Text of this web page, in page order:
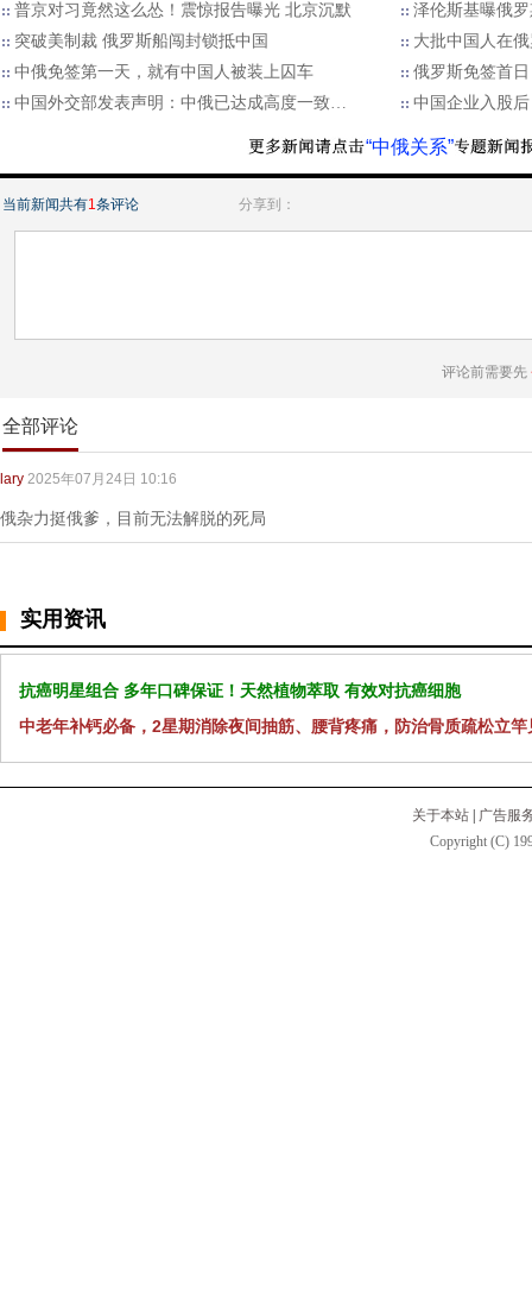
普京对习竟然这么怂！震惊报告曝光 北京沉默
泽伦斯基曝俄
突破美制裁 俄罗斯船闯封锁抵中国
大批中国人在
中俄免签第一天，就有中国人被装上囚车
俄罗斯免签首
中国外交部发表声明：中俄已达成高度一致…
中国企业入股
“中俄关系”
当前新闻共有1条评论 分享到：
评论前需要先
全部评论
lary 2025年07月24日 10:16
俄杂力挺俄爹，目前无法解脱的死局
实用资讯
抗癌明星组合 多年口碑保证！天然植物萃取 有效对抗癌细胞
中老年补钙必备，2星期消除夜间抽筋、腰背疼痛，防治骨质疏松立竿
关于本站
广告服
Copyright (C)